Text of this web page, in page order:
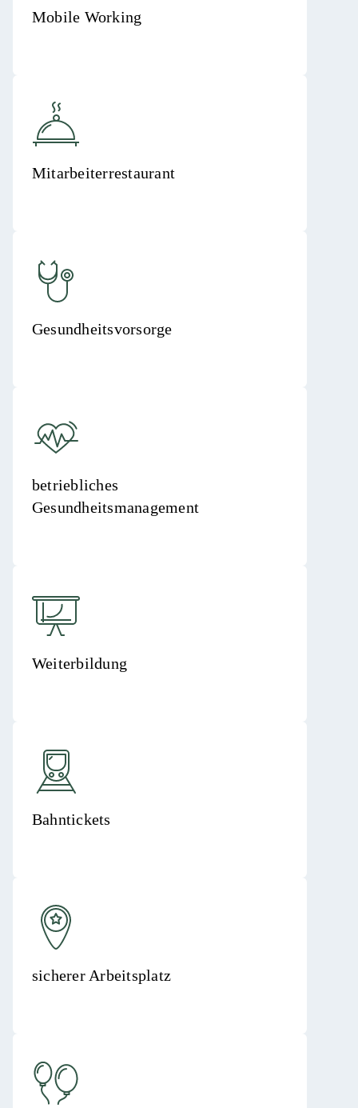
Mobile Working
Mitarbeiterrestaurant
Gesundheitsvorsorge
betriebliches
Gesundheitsmanagement
Weiterbildung
Bahntickets
sicherer Arbeitsplatz